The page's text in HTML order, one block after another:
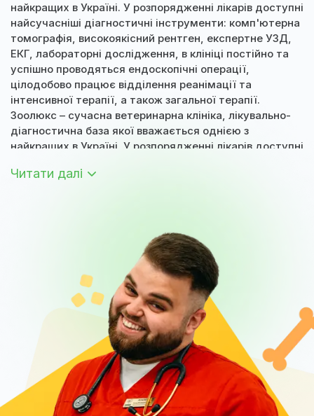
найкращих в Україні. У розпорядженні лікарів доступні
найсучасніші діагностичні інструменти: комп'ютерна
томографія, високоякісний рентген, експертне УЗД,
ЕКГ, лабораторні дослідження, в клініці постійно та
успішно проводяться ендоскопічні операції,
цілодобово працює відділення реанімації та
інтенсивної терапії, а також загальної терапії.
Зоолюкс – сучасна ветеринарна клініка, лікувально-
діагностична база якої вважається однією з
найкращих в Україні. У розпорядженні лікарів доступні
томографія, високоякісний рентген, експертне УЗД,
інтенсивної терапії, а також загальної терапії.
Читати далі